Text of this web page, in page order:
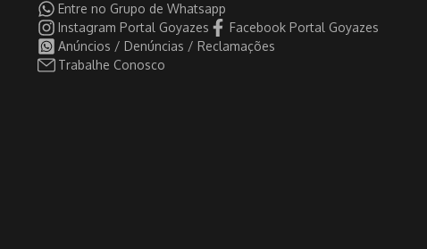
Entre no Grupo de Whatsapp
Instagram Portal Goyazes
Facebook Portal Goyazes
Anúncios / Denúncias / Reclamações
Trabalhe Conosco